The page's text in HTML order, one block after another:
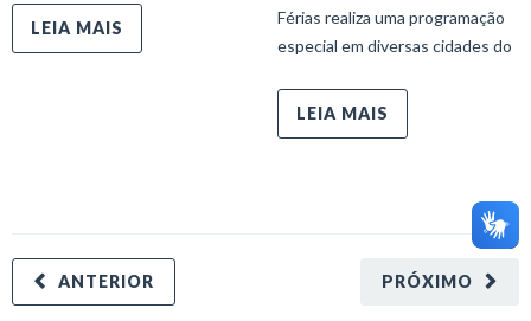
LEIA MAIS
Férias realiza uma programação
especial em diversas cidades do
LEIA MAIS
PRÓXIMO
ANTERIOR